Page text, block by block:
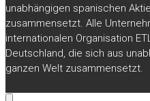
unabhängigen spanischen
zusammensetzt. Alle
internationalen Organisation
Deutschland, die sich aus
ganzen Welt zusammensetzt.